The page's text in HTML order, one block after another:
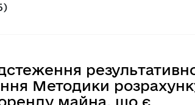
Методики
майна, що є